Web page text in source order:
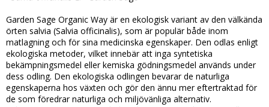
Garden Sage Organic Way är en ekologisk variant av den välkända
örten salvia (Salvia officinalis), som är populär både inom
matlagning och för sina medicinska egenskaper. Den odlas enligt
ekologiska metoder, vilket innebär att inga syntetiska
bekämpningsmedel eller kemiska gödningsmedel används under
dess odling. Den ekologiska odlingen bevarar de naturliga
egenskaperna hos växten och gör den ännu mer eftertraktad för
de som föredrar naturliga och miljövänliga alternativ.